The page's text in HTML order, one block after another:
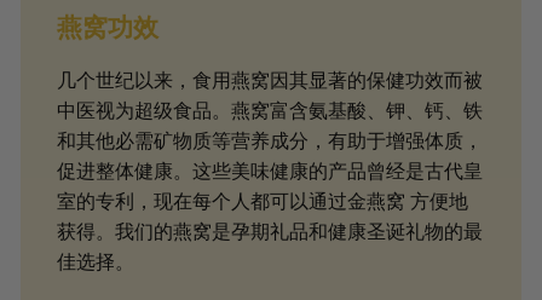
燕窝功效
几个世纪以来，食用燕窝因其显著的保健功效而被
中医视为超级食品。燕窝富含氨基酸、钾、钙、铁
和其他必需矿物质等营养成分，有助于增强体质，
促进整体健康。这些美味健康的产品曾经是古代皇
室的专利，现在每个人都可以通过金燕窝 方便地
获得。我们的燕窝是孕期礼品和健康圣诞礼物的最
佳选择。